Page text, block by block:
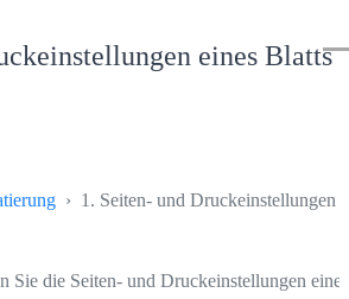
eines Blatts
› 1. Seiten- und Druckeinstellungen
Sie die Seiten- und Druckeinstellungen eines